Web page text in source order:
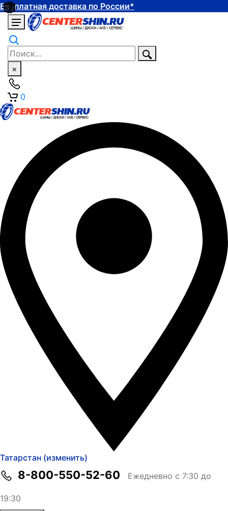
Бесплатная доставка по России*
×
0
Татарстан (изменить)
8-800-550-52-60 Ежедневно с 7:30 до
19:30